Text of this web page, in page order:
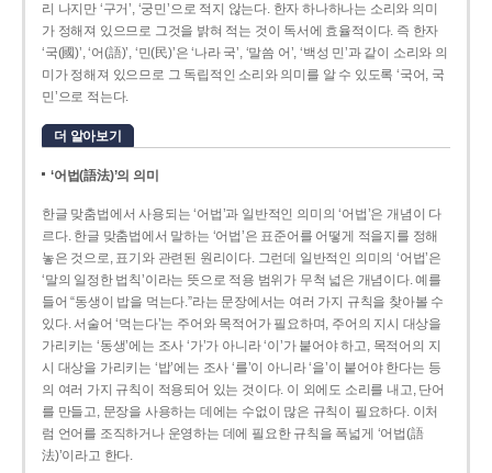
리 나지만 ‘구거’, ‘궁민’으로 적지 않는다. 한자 하나하나는 소리와 의미
가 정해져 있으므로 그것을 밝혀 적는 것이 독서에 효율적이다. 즉 한자
‘국(國)’, ‘어(語)’, ‘민(民)’은 ‘나라 국’, ‘말씀 어’, ‘백성 민’과 같이 소리와 의
미가 정해져 있으므로 그 독립적인 소리와 의미를 알 수 있도록 ‘국어, 국
민’으로 적는다.
더 알아보기
‘어법(語法)’의 의미
한글 맞춤법에서 사용되는 ‘어법’과 일반적인 의미의 ‘어법’은 개념이 다
르다. 한글 맞춤법에서 말하는 ‘어법’은 표준어를 어떻게 적을지를 정해
놓은 것으로, 표기와 관련된 원리이다. 그런데 일반적인 의미의 ‘어법’은
‘말의 일정한 법칙’이라는 뜻으로 적용 범위가 무척 넓은 개념이다. 예를
들어 “동생이 밥을 먹는다.”라는 문장에서는 여러 가지 규칙을 찾아볼 수
있다. 서술어 ‘먹는다’는 주어와 목적어가 필요하며, 주어의 지시 대상을
가리키는 ‘동생’에는 조사 ‘가’가 아니라 ‘이’가 붙어야 하고, 목적어의 지
시 대상을 가리키는 ‘밥’에는 조사 ‘를’이 아니라 ‘을’이 붙어야 한다는 등
의 여러 가지 규칙이 적용되어 있는 것이다. 이 외에도 소리를 내고, 단어
를 만들고, 문장을 사용하는 데에는 수없이 많은 규칙이 필요하다. 이처
럼 언어를 조직하거나 운영하는 데에 필요한 규칙을 폭넓게 ‘어법(語
法)’이라고 한다.